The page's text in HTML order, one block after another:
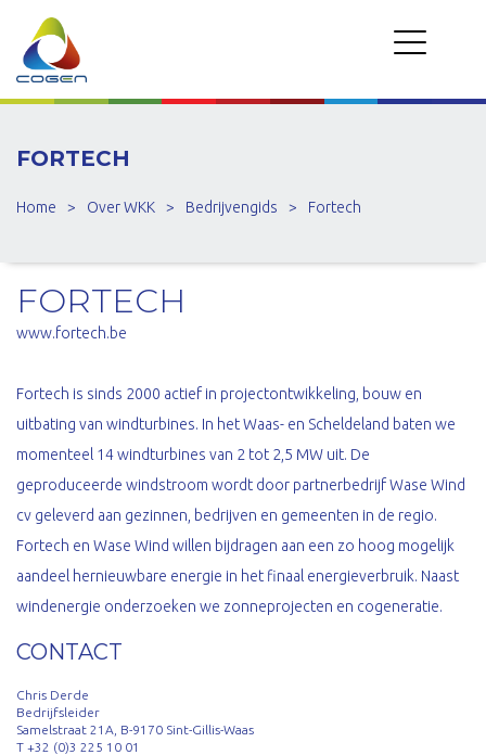
FORTECH
Home > Over WKK > Bedrijvengids > Fortech
FORTECH
www.fortech.be
Fortech is sinds 2000 actief in projectontwikkeling, bouw en
uitbating van windturbines. In het Waas- en Scheldeland baten we
momenteel 14 windturbines van 2 tot 2,5 MW uit. De
geproduceerde windstroom wordt door partnerbedrijf Wase Wind
cv geleverd aan gezinnen, bedrijven en gemeenten in de regio.
Fortech en Wase Wind willen bijdragen aan een zo hoog mogelijk
aandeel hernieuwbare energie in het finaal energieverbruik. Naast
windenergie onderzoeken we zonneprojecten en cogeneratie.
CONTACT
Chris Derde
Bedrijfsleider
Samelstraat 21A, B-9170 Sint-Gillis-Waas
T +32 (0)3 225 10 01